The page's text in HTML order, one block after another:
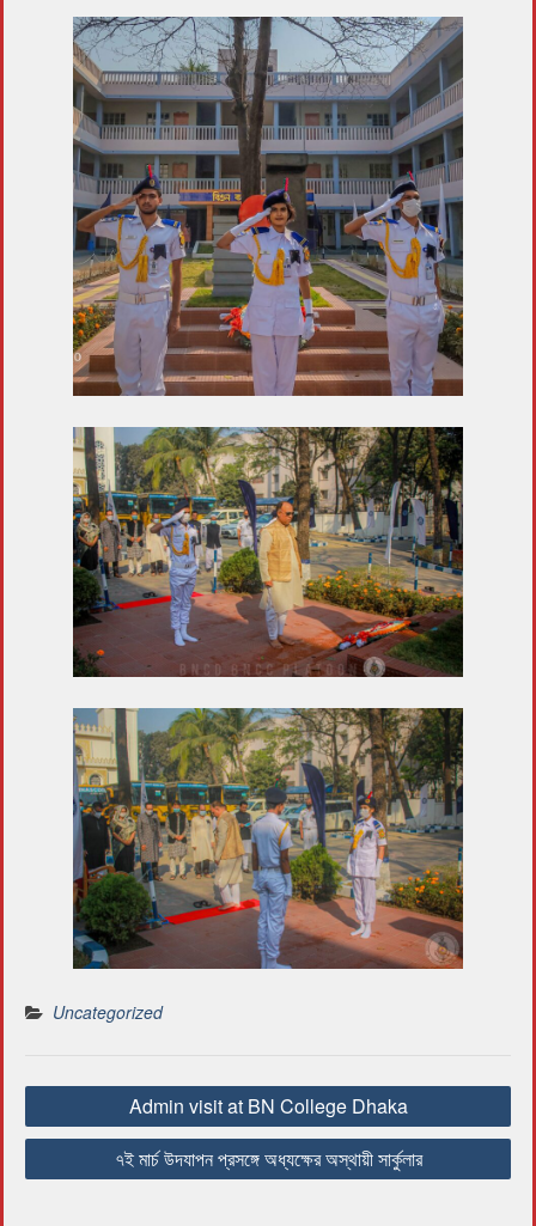
Uncategorized
P
o
t
Admin visit at BN College Dhaka
৭ই মার্চ উদযাপন প্রসঙ্গে অধ্যক্ষের অস্থায়ী সার্কুলার